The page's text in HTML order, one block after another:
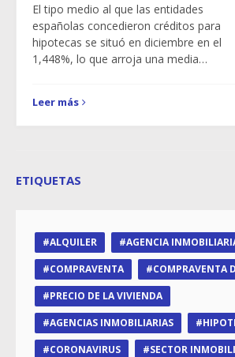
El tipo medio al que las entidades
españolas concedieron créditos para
hipotecas se situó en diciembre en el
1,448%, lo que arroja una media…
Leer más
ETIQUETAS
ALQUILER
AGENCIA
COMPRAVENTA
COMPRAVENTA
PRECIO DE LA VIVIENDA
AGENCIAS INMOBILIARIAS
CORONAVIRUS
SECTOR